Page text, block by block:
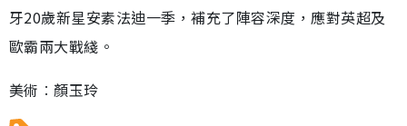
牙20歲新星安素法迪一季，補充了陣容深度，應對英超及
歐霸兩大戰綫。
美術︰顏玉玲